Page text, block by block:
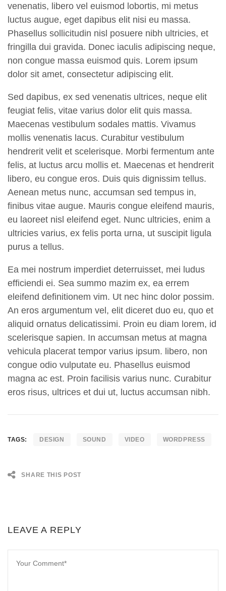
venenatis, libero vel euismod lobortis, mi metus
luctus augue, eget dapibus elit nisi eu massa.
Phasellus sollicitudin nisl posuere nibh ultricies, et
fringilla dui gravida. Donec iaculis adipiscing neque,
non congue massa euismod quis. Lorem ipsum
dolor sit amet, consectetur adipiscing elit.
Sed dapibus, ex sed venenatis ultrices, neque elit
feugiat felis, vitae varius dolor elit quis massa.
Maecenas vestibulum sodales mattis. Vivamus
mollis venenatis lacus. Curabitur vestibulum
hendrerit velit et scelerisque. Morbi fermentum ante
felis, at luctus arcu mollis et. Maecenas et hendrerit
libero, eu congue eros. Duis quis dignissim tellus.
Aenean metus nunc, accumsan sed tempus in,
finibus vitae augue. Mauris congue eleifend mauris,
eu laoreet nisl eleifend eget. Nunc ultricies, enim a
ultricies varius, ex felis porta urna, ut suscipit ligula
purus a tellus.
Ea mei nostrum imperdiet deterruisset, mei ludus
efficiendi ei. Sea summo mazim ex, ea errem
eleifend definitionem vim. Ut nec hinc dolor possim.
An eros argumentum vel, elit diceret duo eu, quo et
aliquid ornatus delicatissimi. Proin eu diam lorem, id
scelerisque sapien. In accumsan metus at magna
vehicula placerat tempor varius ipsum. libero, non
congue odio vulputate eu. Phasellus euismod
magna ac est. Proin facilisis varius nunc. Curabitur
eros risus, ultrices et dui ut, luctus accumsan nibh.
TAGS: DESIGN SOUND VIDEO WORDPRESS
SHARE THIS POST
LEAVE A REPLY